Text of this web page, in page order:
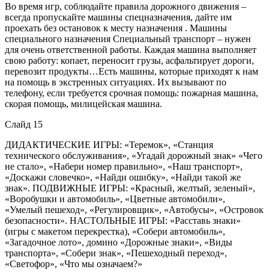
Во время игр, соблюдайте правила дорожного движения –
всегда пропускайте машины спецназначения, дайте им
проехать без остановок к месту назначения . Машины
специального назначения Специальный транспорт – нужен
для очень ответственной работы. Каждая машина выполняет
свою работу: копает, переносит грузы, асфальтирует дороги,
перевозит продукты…Есть машины, которые приходят к нам
на помощь в экстренных ситуациях. Их вызывают по
телефону, если требуется срочная помощь: пожарная машина,
скорая помощь, милицейская машина.
Слайд 15
ДИДАКТИЧЕСКИЕ ИГРЫ: «Теремок», «Станция
технического обслуживания», «Угадай дорожный знак» «Чего
не стало», «Набери номер правильно», «Наш транспорт»,
«Доскажи словечко», «Найди ошибку», «Найди такой же
знак». ПОДВИЖНЫЕ ИГРЫ: «Красный, желтый, зеленый»,
«Воробушки и автомобиль», «Цветные автомобили»,
«Умелый пешеход», «Регулировщик», «Автобусы», «Островок
безопасности». НАСТОЛЬНЫЕ ИГРЫ: «Расставь знаки»
(игры с макетом перекрестка), «Собери автомобиль»,
«Загадочное лото», домино «Дорожные знаки», «Виды
транспорта», «Собери знак», «Пешеходный переход»,
«Светофор», «Что мы означаем?»